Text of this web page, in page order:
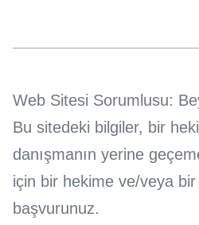
Web Sitesi Sorumlusu:
Bu sitedeki bilgiler, bir
danışmanın yerine
için bir hekime ve/veya bir
başvurunuz.